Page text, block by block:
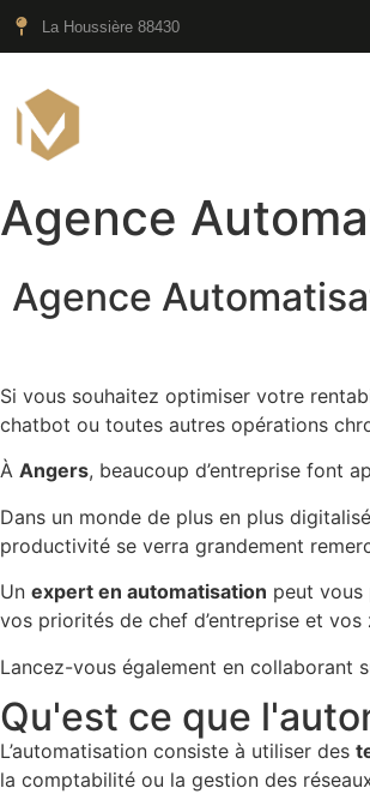
La Houssière 88430
Agence
Agence
Si vous souhaitez optimiser votre
chatbot ou toutes autres opérations
À Angers, beaucoup d’entreprise font
Dans un monde de plus en plus
productivité se verra grandement
Un expert en automatisation peut vous
vos priorités de chef d’entreprise et
Lancez-vous également en collaborant
Qu'est ce que
L’automatisation consiste à utiliser des
la comptabilité ou la gestion des